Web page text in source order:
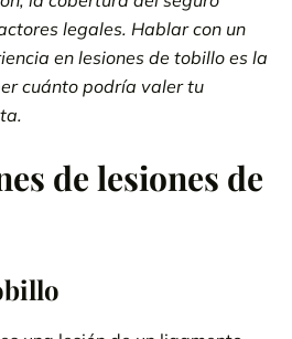
legales. Hablar con un
en lesiones de tobillo es la
cuánto podría valer tu
de lesiones de